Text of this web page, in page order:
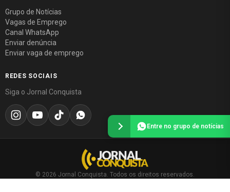
Grupo de Notícias
Vagas de Emprego
Canal WhatsApp
Enviar denúncia
Enviar vaga de emprego
REDES SOCIAIS
Siga o Jornal Conquista
© 2026 Jornal Conquista. Todos os direitos reservados.
Entre no grupo de notícias